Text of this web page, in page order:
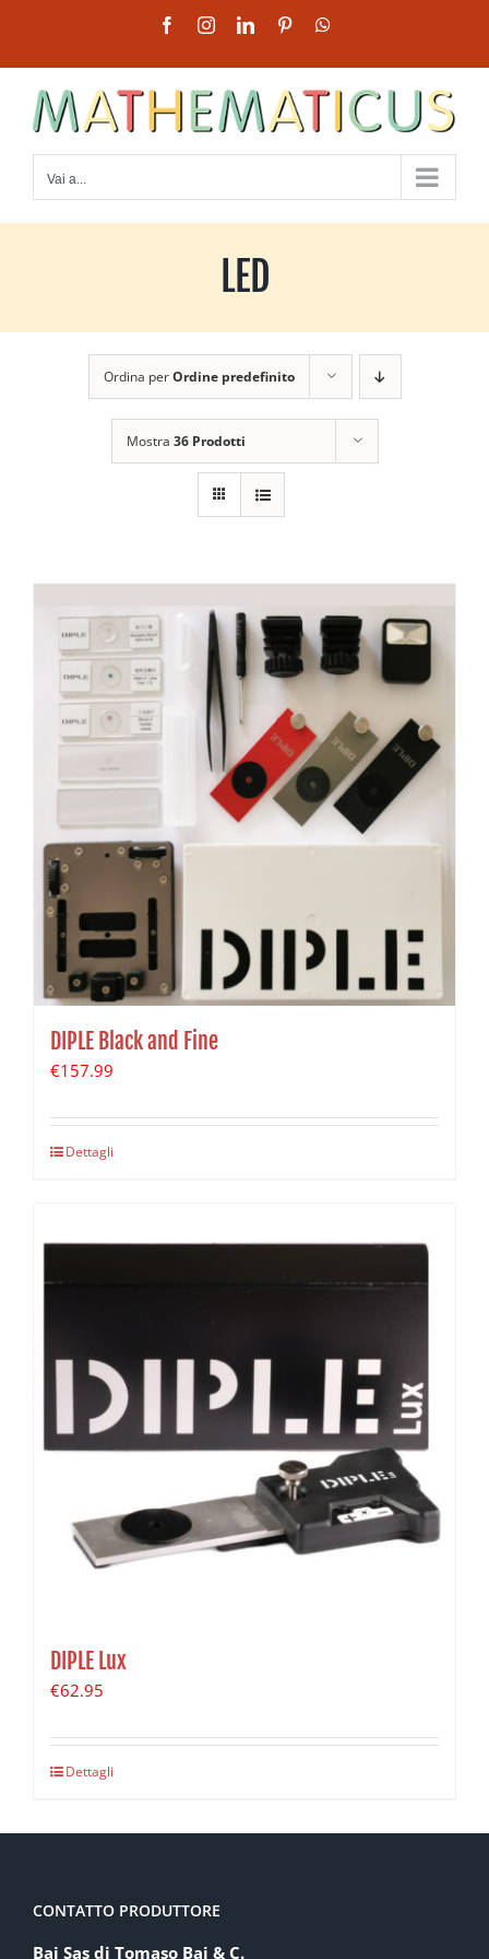
contenuto
FacebookInstagramLinkedInPinterest
Vai a...
LED
Ordina perOrdine predefinito
Mostra 36 Prodotti
DIPLE Black and Fine
€157.99
Dettagli
DIPLE Lux
€62.95
Dettagli
CONTATTO PRODUTTORE
Baj Sas di Tomaso Baj & C.